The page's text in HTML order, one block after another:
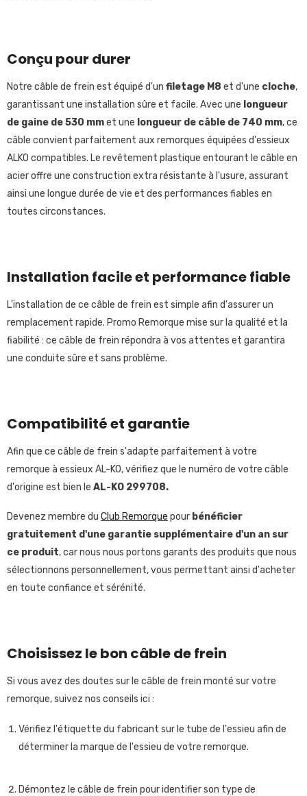
Conçu pour durer
Notre câble de frein est équipé d'un filetage M8 et d'une cloche,
garantissant une installation sûre et facile. Avec une longueur
de gaine de 530 mmet une longueur de câble de 740 mm, ce
câble convient parfaitement aux remorques équipées d'essieux
ALKO compatibles. Le revêtement plastique entourant le câble en
acier offre une construction extra résistante à l'usure, assurant
ainsi une longue durée de vie et des performances fiables en
toutes circonstances.
Installation facile et performance fiable
L'installation de ce câble de frein est simple afin d'assurer un
remplacement rapide. Promo Remorque mise sur la qualité et la
fiabilité : ce câble de frein répondra à vos attentes et garantira
une conduite sûre et sans problème.
Compatibilité et garantie
Afin que ce câble de frein s'adapte parfaitement à votre
remorque à essieux AL-KO, vérifiez que le numéro de votre câble
d'origine est bien le AL-KO 299708.
Devenez membre du Club Remorque pour bénéficier
gratuitement d'une garantie supplémentaire d'un an sur
ce produit, car nous nous portons garants des produits que nous
sélectionnons personnellement, vous permettant ainsi d'acheter
en toute confiance et sérénité.
Choisissez le bon câble de frein
Si vous avez des doutes sur le câble de frein monté sur votre
remorque, suivez nos conseils ici :
Vérifiez l'étiquette du fabricant sur le tube de l'essieu afin de
déterminer la marque de l'essieu de votre remorque.
Démontez le câble de frein pour identifier son type de